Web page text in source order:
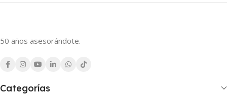
50 años asesorándote.
Categorías